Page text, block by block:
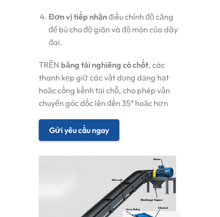
Đơn vị tiếp nhậnđiều chỉnh độ căng
để bù cho độ giãn và độ mòn của dây
đai.
TRÊN băng tải nghiêng có chốt, các
thanh kẹp giữ các vật dụng dạng hạt
hoặc cồng kềnh tại chỗ, cho phép vận
chuyển góc dốc lên đến 35° hoặc hơn
Gửi yêu cầu ngay